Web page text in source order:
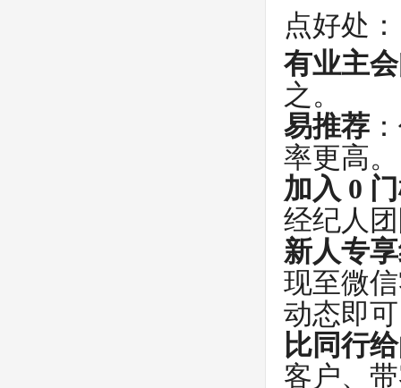
点好处：
有业主
之。
易推荐
率更高。
加入 0
经纪人
新人专
现至微
动态即
比同行
客户、